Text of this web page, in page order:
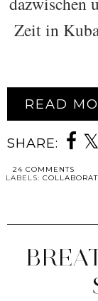
Zeit in
READ
SHARE:
24 COMMENTS
LABELS: